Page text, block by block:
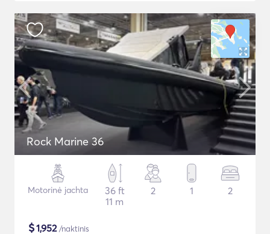
Rock Marine 36
Motorinė jachta
36 ft
11 m
2 1 2
$1,952/naktinis